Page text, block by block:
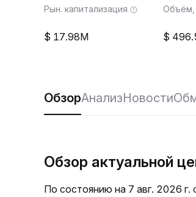
Рын. капитализация
17.98M
Объём,
ОбзорАнализНовости
Обзор актуальной
По состоянию на 7 авг. 2026 г.